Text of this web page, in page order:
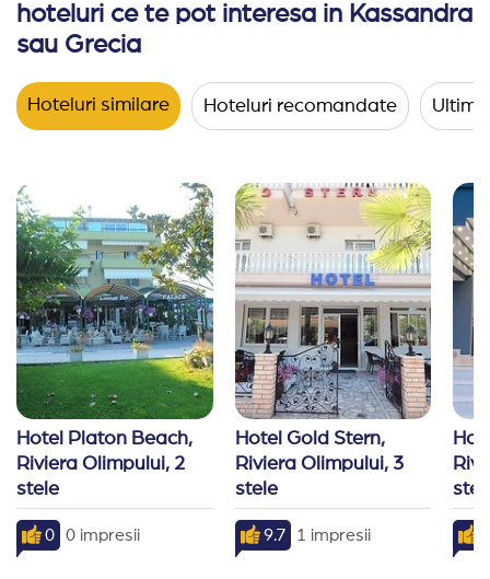
Cazare: Hotelul Tresor Sousouras ofera cazare in
Tipuri de camera: Camera dubla
( 22 mp) au un pat
( 40 mp) renovate, cu pat dublu si
Facilitati/servicii: Hotelul Tresor Sousouras pune la
Catering: Resaturant in regim buffet ce serveste
Plaja: Plaja publica cu sezlonguri contra cost.
Parcare: Privata gratuita
hoteluri ce te pot interesa in Kassandra
sau Grecia
Hoteluri similare Hoteluri recomandate
Hotel Platon Beach,
Riviera Olimpului, 2
stele
0 0 impresii
Hotel Gold Stern,
Riviera Olimpului, 3
stele
9.7 1 impresii